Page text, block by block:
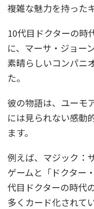
複雑な魅力を持った
10代目ドクターの時
に、マーサ・ジョー
素晴らしいコンパニ
た。
彼の物語は、ユーモ
には見られない感動
ます。
例えば、マジック：
ゲームと「ドクター
代目ドクターの時代
多くカード化されて